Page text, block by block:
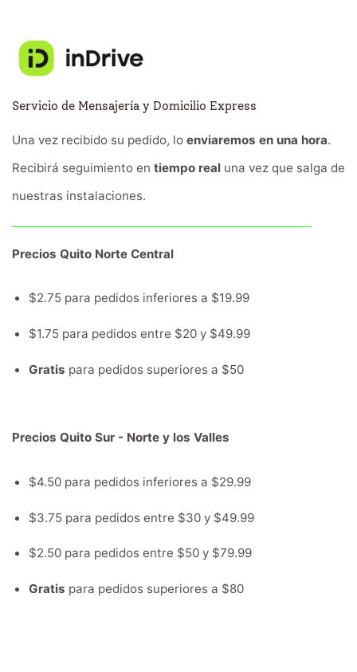
Servicio de Mensajería y Domicilio Express
Una vez recibido su pedido, lo enviaremos en una hora.
Recibirá seguimiento en tiempo real una vez que salga de
nuestras instalaciones.
Precios Quito Norte Central
$2.75 para pedidos inferiores a $19.99
$1.75 para pedidos entre $20 y $49.99
Gratis para pedidos superiores a $50
Precios Quito Sur - Norte y los Valles
$4.50 para pedidos inferiores a $29.99
$3.75 para pedidos entre $30 y $49.99
$2.50 para pedidos entre $50 y $79.99
Gratis para pedidos superiores a $80